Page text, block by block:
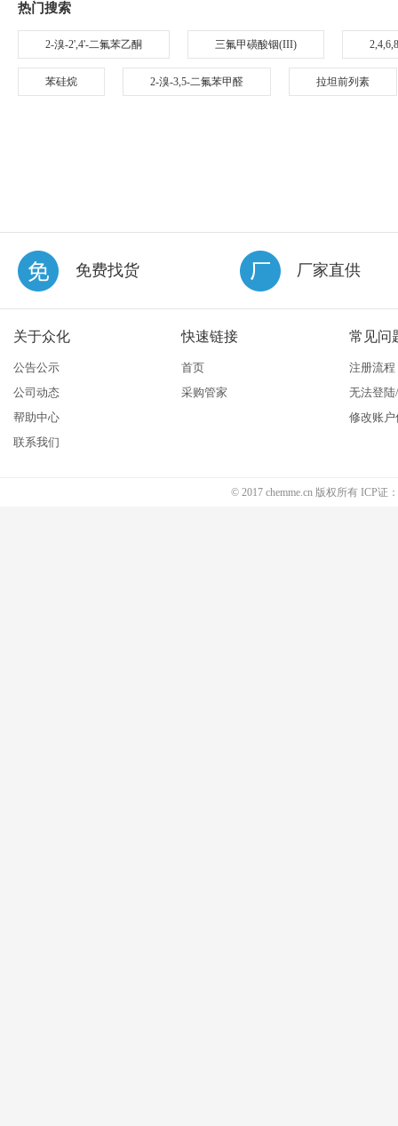
热门搜索
2-溴-2',4'-二氟苯乙酮 三氟甲磺酸铟(III)
苯硅烷 2-溴-3,5-二氟苯甲醛 拉坦前列素
免费找货 厂家直供
关于众化
公告公示
公司动态
帮助中心
联系我们
快速链接
首页
采购管家
常见问
注册流程
无法登
修改账户
© 2017 chemme.cn 版权所有 ICP证：